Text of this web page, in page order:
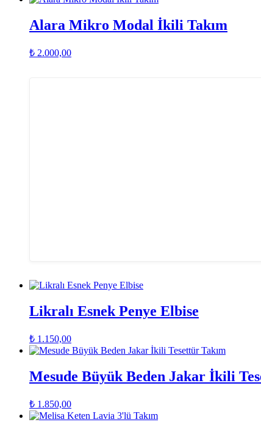
Alara Mikro Modal İkili Takım
₺ 2.000,00
Likralı Esnek Penye Elbise
₺ 1.150,00
Mesude Büyük Beden Jakar İkili
₺ 1.850,00